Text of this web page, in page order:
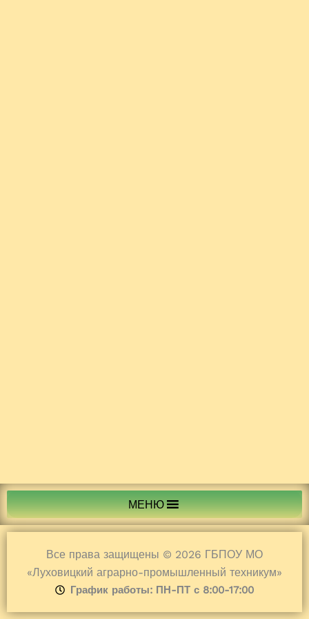
МЕНЮ
Все права защищены © 2026 ГБПОУ МО
«Луховицкий аграрно-промышленный техникум»
График работы: ПН-ПТ с 8:00-17:00